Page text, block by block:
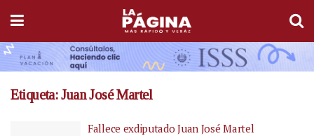
Etiqueta:Juan José Martel
Fallece exdiputado Juan José Martel